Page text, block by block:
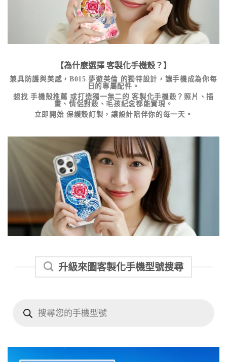
【為什麼選擇 客製化手機殼 ？】
兼具防護與美感， B015 夢遊英倫 的獨特設計，讓手機成為你每
日的專屬配件。
想找手機殼推薦 或打造獨一無二的客製化手機殼 ？照片、插
畫、情侶對殼、毛孩紀念都能實現。
立即開始 保護殼訂製 ，讓設計陪伴你的每一天。
升級來圖客製化手機型號搜尋
search